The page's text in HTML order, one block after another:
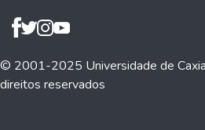
© 2001-2025 Universidade de
direitos reservados